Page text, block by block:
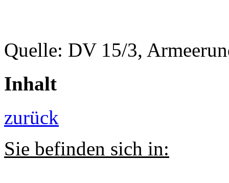
Quelle: DV 15/3,
Inhalt
zurück
Sie befinden sich in: